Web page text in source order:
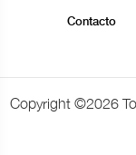
Contacto
Copyright ©2026